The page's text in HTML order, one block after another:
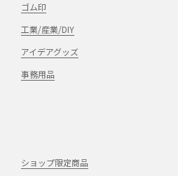
ゴム印
工業/産業/DIY
アイデアグッズ
事務用品
ショップ限定商品